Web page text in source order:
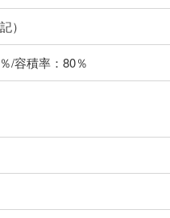
）
/容積率：80％